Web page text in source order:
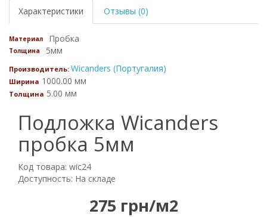
Характеристики Отзывы (0)
Материал Пробка
Толщина 5мм
Производитель: Wicanders (Португалия)
Ширина 1000.00 мм
Толщина 5.00 мм
Подложка Wicanders
пробка 5мм
Код товара: wic24
Доступность: На складе
275 грн/м2